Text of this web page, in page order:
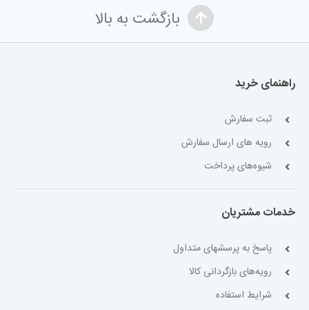
بازگشت به بالا
راهنمای خرید
ثبت سفارش
رویه های ارسال سفارش
شیوه‌های پرداخت
خدمات مشتریان
پاسخ به پرسشهای متداول
رویه‌های بازگردانی کالا
شرایط استفاده